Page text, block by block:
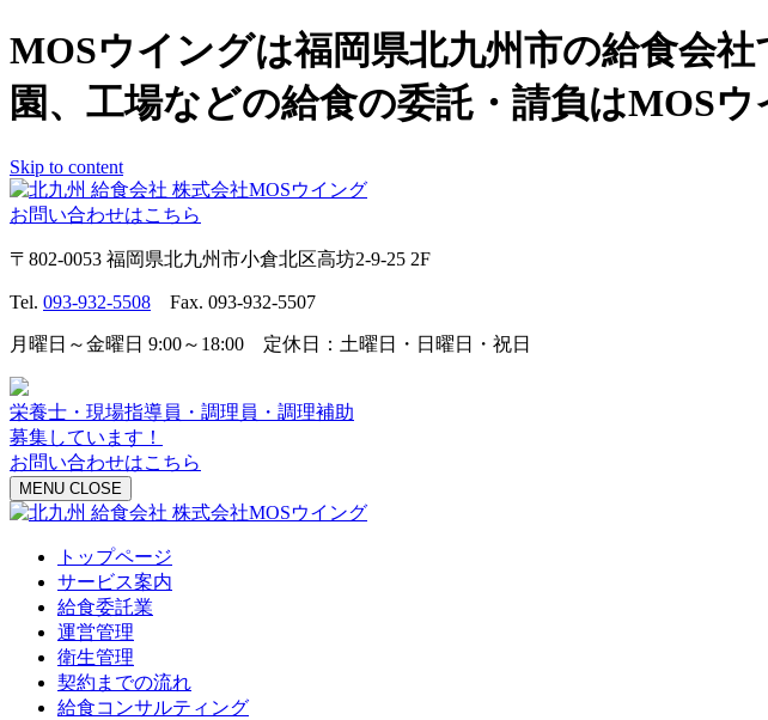
MOSウイングは福岡県北九州市の給食会
園、工場などの給食の委託・請負はMOS
Skip to content
お問い合わせはこちら
〒802-0053 福岡県北九州市小倉北区高坊2-9-25 2F
Tel. 093-932-5508 Fax. 093-932-5507
月曜日～金曜日 9:00～18:00 定休日：土曜日・日曜日・祝日
栄養士・現場指導員・調理員・調理補助
募集しています！
お問い合わせはこちら
MENU CLOSE
トップページ
サービス案内
給食委託業
運営管理
衛生管理
契約までの流れ
給食コンサルティング